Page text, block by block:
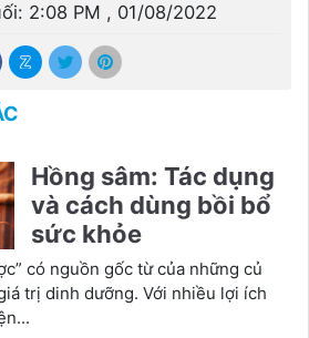
2:08 PM , 01/08/2022
Hồng sâm: Tác dụng
và cách dùng bồi bổ
sức khỏe
có nguồn gốc từ của những củ
trị dinh dưỡng. Với nhiều lợi ích